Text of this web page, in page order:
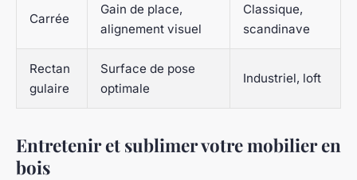
Carrée
Gain de place,
alignement visuel
Classique,
scandinave
Rectan
gulaire
Surface de pose
optimale
Industriel, loft
Entretenir et sublimer votre mobilier en
bois